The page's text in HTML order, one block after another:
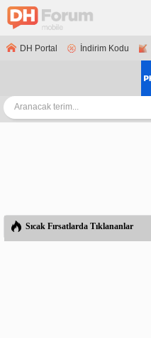
DH Portal İndirim Kodu
Sıcak Fırsatlarda Tıklananlar